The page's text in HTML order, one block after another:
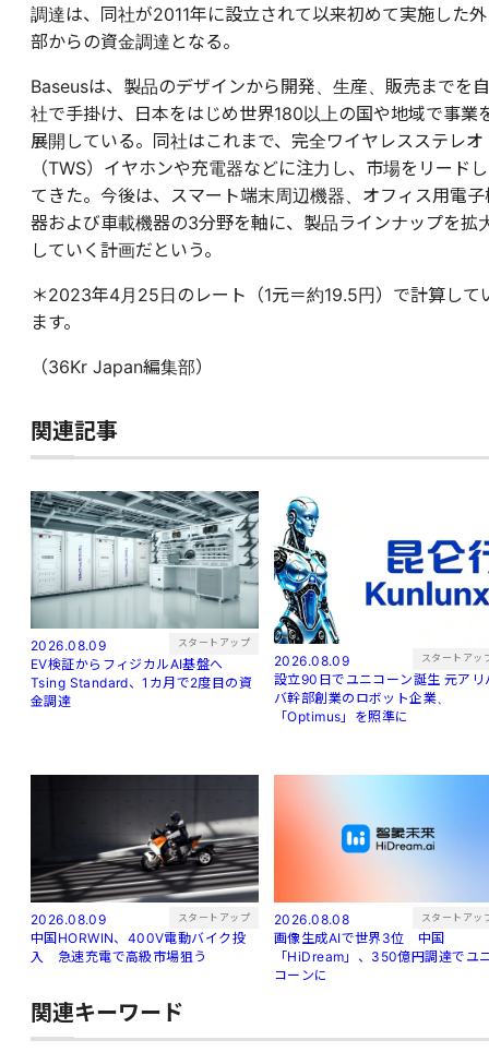
調達は、同社が2011年に設立されて以来初めて実施した外
部からの資金調達となる。
Baseusは、製品のデザインから開発、生産、販売までを自
社で手掛け、日本をはじめ世界180以上の国や地域で事業
展開している。同社はこれまで、完全ワイヤレスステレオ
（TWS）イヤホンや充電器などに注力し、市場をリードし
てきた。今後は、スマート端末周辺機器、オフィス用電子
器および車載機器の3分野を軸に、製品ラインナップを拡
していく計画だという。
＊2023年4月25日のレート（1元＝約19.5円）で計算して
ます。
（36Kr Japan編集部）
関連記事
2026.08.09 スタートアップ
EV検証からフィジカルAI基盤へ
Tsing Standard、1カ月で2度目の資
金調達
2026.08.09 スタートアッ
設立90日でユニコーン誕生 元アリバ
バ幹部創業のロボット企業、
「Optimus」を照準に
2026.08.09 スタートアップ
中国HORWIN、400V電動バイク投
入 急速充電で高級市場狙う
2026.08.08 スタートアッ
画像生成AIで世界3位 中国
「HiDream」、350億円調達でユ
コーンに
関連キーワード